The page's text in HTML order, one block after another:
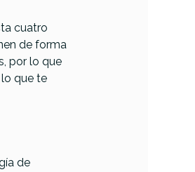
cuatro
de forma
por lo que
que te
de